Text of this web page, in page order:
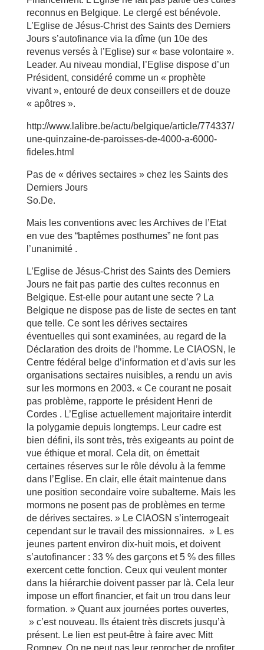
reconnus en Belgique. Le clergé est bénévole.
L’Eglise de Jésus-Christ des Saints des Derniers
Jours s’autofinance via la dîme (un 10e des
revenus versés à l’Eglise) sur « base volontaire ».
Leader. Au niveau mondial, l’Eglise dispose d’un
Président, considéré comme un « prophète
vivant », entouré de deux conseillers et de douze
« apôtres ».
http://www.lalibre.be/actu/belgique/article/774337/
une-quinzaine-de-paroisses-de-4000-a-6000-
fideles.html
Pas de « dérives sectaires » chez les Saints des
Derniers Jours
So.De.
Mais les conventions avec les Archives de l’Etat
en vue des “baptêmes posthumes” ne font pas
l’unanimité .
L’Eglise de Jésus-Christ des Saints des Derniers
Jours ne fait pas partie des cultes reconnus en
Belgique. Est-elle pour autant une secte ? La
Belgique ne dispose pas de liste de sectes en tant
que telle. Ce sont les dérives sectaires
éventuelles qui sont examinées, au regard de la
Déclaration des droits de l’homme. Le CIAOSN, le
Centre fédéral belge d’information et d’avis sur les
organisations sectaires nuisibles, a rendu un avis
sur les mormons en 2003. « Ce courant ne posait
pas problème, rapporte le président Henri de
Cordes . L’Eglise actuellement majoritaire interdit
la polygamie depuis longtemps. Leur cadre est
bien défini, ils sont très, très exigeants au point de
vue éthique et moral. Cela dit, on émettait
certaines réserves sur le rôle dévolu à la femme
dans l’Eglise. En clair, elle était maintenue dans
une position secondaire voire subalterne. Mais les
mormons ne posent pas de problèmes en terme
de dérives sectaires. » Le CIAOSN s’interrogeait
cependant sur le travail des missionnaires. » L es
jeunes partent environ dix-huit mois, et doivent
s’autofinancer : 33 % des garçons et 5 % des filles
exercent cette fonction. Ceux qui veulent monter
dans la hiérarchie doivent passer par là. Cela leur
impose un effort financier, et fait un trou dans leur
formation. » Quant aux journées portes ouvertes,
» c’est nouveau. Ils étaient très discrets jusqu’à
présent. Le lien est peut-être à faire avec Mitt
Romney. On ne peut pas leur reprocher de profiter